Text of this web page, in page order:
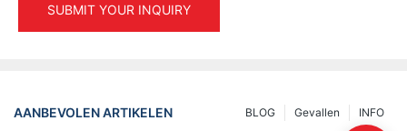
SUBMIT YOUR INQUIRY
AANBEVOLEN ARTIKELEN INFO
Gevallen
BLOG